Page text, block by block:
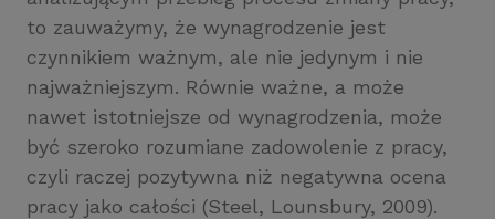
to zauważymy, że wynagrodzenie jest
czynnikiem ważnym, ale nie jedynym i nie
najważniejszym. Równie ważne, a może
nawet istotniejsze od wynagrodzenia, może
być szeroko rozumiane zadowolenie z pracy,
czyli raczej pozytywna niż negatywna ocena
pracy jako całości (Steel, Lounsbury, 2009).